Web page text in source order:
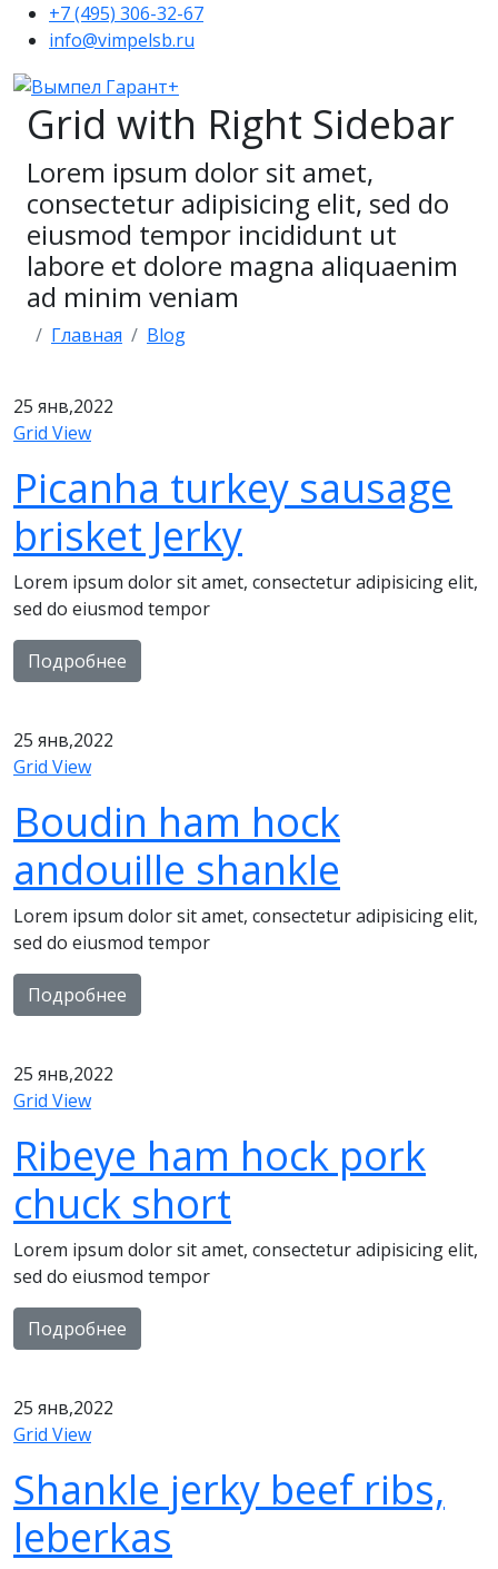
+7 (495) 306-32-67
info@vimpelsb.ru
Grid with Right Sidebar
Lorem ipsum dolor sit amet,
consectetur adipisicing elit, sed do
eiusmod tempor incididunt ut
labore et dolore magna aliquaenim
ad minim veniam
Главная Blog
25 янв,2022
Grid View
Picanha turkey sausage
brisket Jerky
Lorem ipsum dolor sit amet, consectetur adipisicing elit,
sed do eiusmod tempor
Подробнее
25 янв,2022
Grid View
Boudin ham hock
andouille shankle
Lorem ipsum dolor sit amet, consectetur adipisicing elit,
sed do eiusmod tempor
Подробнее
25 янв,2022
Grid View
Ribeye ham hock pork
chuck short
Lorem ipsum dolor sit amet, consectetur adipisicing elit,
sed do eiusmod tempor
Подробнее
25 янв,2022
Grid View
Shankle jerky beef ribs,
leberkas